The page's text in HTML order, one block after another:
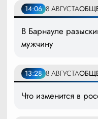
14:06 8 АВГУСТА
В Барнауле
мужчину
13:28 8 АВГУСТА
Что изменится в